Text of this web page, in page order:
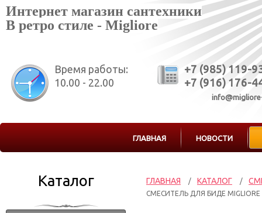
Интернет магазин сантехники
В ретро стиле - Migliore
Время работы:
10.00 - 22.00
+7 (985) 119-
+7 (916) 176-
ГЛАВНАЯ НОВОСТИ
Каталог ГЛАВНАЯ / КАТАЛОГ /
СМЕСИТЕЛЬ ДЛЯ БИДЕ MIGLIORE